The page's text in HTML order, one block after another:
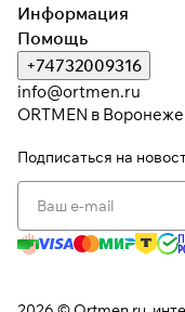
Информация
Помощь
+74732009316
info@ortmen.ru
ORTMEN в
Подписаться на